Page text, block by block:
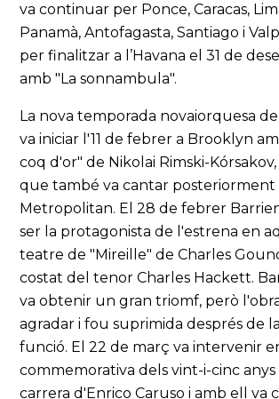
va continuar per Ponce, Caracas,
Panamà, Antofagasta, Santiago i
per finalitzar a l’Havana el 31 de
amb "La sonnambula".
La nova temporada novaiorquesa de
va iniciar l'11 de febrer a Brooklyn
coq d'or" de Nikolai Rimski-
que també va cantar posteriorment
Metropolitan. El 28 de febrer
ser la protagonista de l'estrena en
teatre de "Mireille" de Charles
costat del tenor Charles Hackett.
va obtenir un gran triomf, però
agradar i fou suprimida després de
funció. El 22 de març va intervenir
commemorativa dels vint-i-cinc anys
carrera d'Enrico Caruso i amb ell va